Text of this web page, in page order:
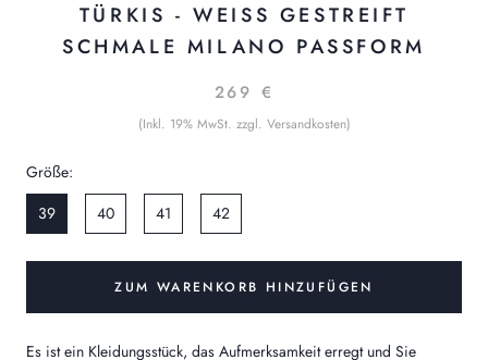
TÜRKIS - WEISS GESTREIFT
SCHMALE MILANO PASSFORM
269 €
(Inkl. 19% MwSt. zzgl. Versandkosten)
Größe:
39
40 41 42
ZUM WARENKORB HINZUFÜGEN
Es ist ein Kleidungsstück, das Aufmerksamkeit erregt und Sie